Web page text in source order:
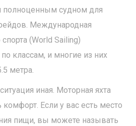
полноценным судном для
Международная
(World Sailing)
классам, и многие из них
метра.
иная. Моторная яхта
Если у вас есть место
пищи, вы можете называть